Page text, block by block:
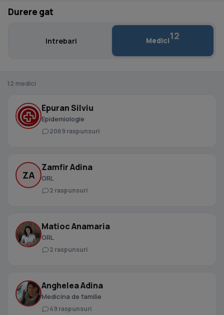
Durere gat
Intrebari Medici12
12 medici
Epuran Silviu
Epidemiologie
2069 raspunsuri
ZA
Zamfir Adina
ORL
2 raspunsuri
Matioc Anamaria
ORL
2 raspunsuri
Anghelea Adina
Medicina de familie
49 raspunsuri